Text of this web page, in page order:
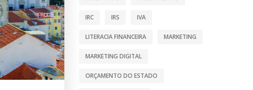
IRC IRS IVA
LITERACIA FINANCEIRA MARKETING
MARKETING DIGITAL
ORÇAMENTO DO ESTADO